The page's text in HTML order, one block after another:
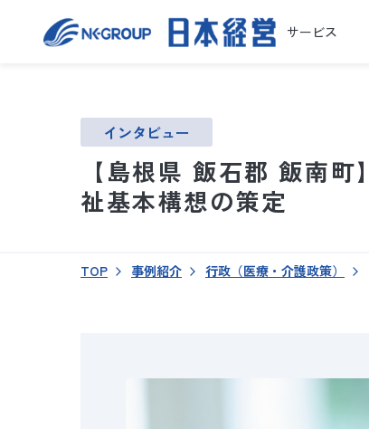
サービス
インタビュー
【島根県 飯石郡 飯南
祉基本構想の策定
TOP 事例紹介 行政（医療・介護政策）